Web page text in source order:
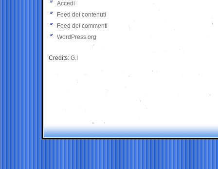
Accedi
Feed dei contenuti
Feed dei commenti
WordPress.org
Credits: G.I